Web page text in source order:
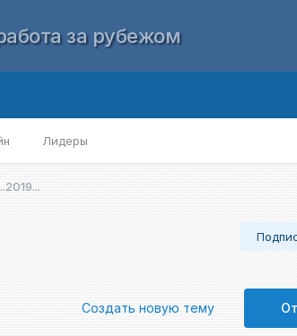
за рубежом
Лидеры
Создать новую тему